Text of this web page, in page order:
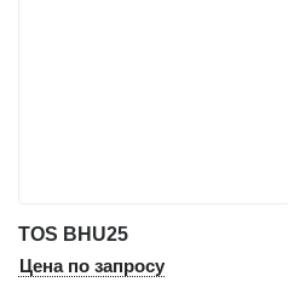
TOS BHU25
Цена по запросу